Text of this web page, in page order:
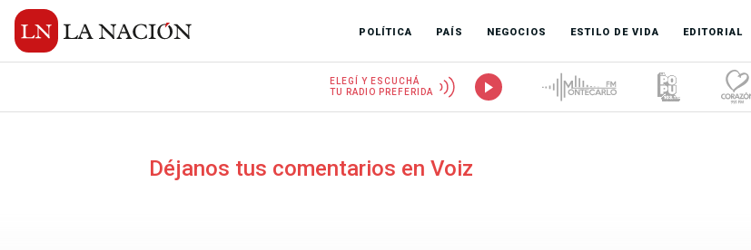
POLÍTICA PAÍS NEGOCIOS ESTILO DE VIDA EDITORIAL
ELEGÍ Y ESCUCHÁ
TU RADIO PREFERIDA
Déjanos tus comentarios en Voiz